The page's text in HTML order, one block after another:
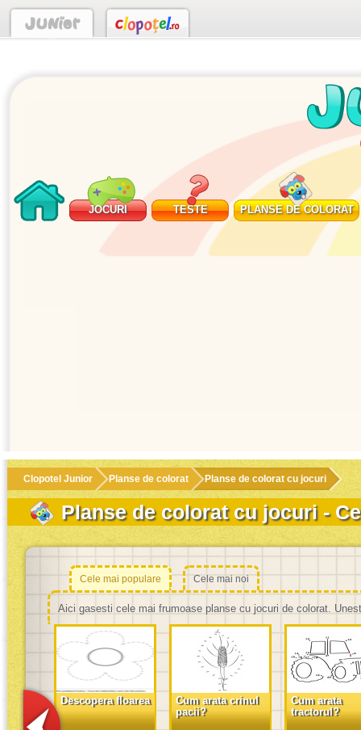
JOCURI TESTE PLANSE DE COLORAT
Clopotel Junior Planse de colorat Planse de colorat cu jocuri
Planse de colorat cu jocuri -
Cele mai populare Cele mai noi
Aici gasesti cele mai frumoase planse cu jocuri de colorat.
Descopera floarea
Cum arata crinul
pacii?
Cum arata
tractorul?